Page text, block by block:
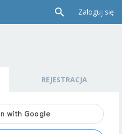
Zaloguj się
REJESTRACJA